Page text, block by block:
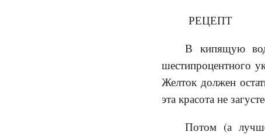
РЕЦЕПТ
В кипящую
шестипроцентного
Желток должен
эта красота не
Потом (а